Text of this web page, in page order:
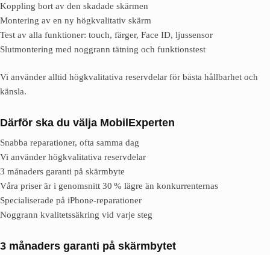
Koppling bort av den skadade skärmen
Montering av en ny högkvalitativ skärm
Test av alla funktioner: touch, färger, Face ID, ljussensor
Slutmontering med noggrann tätning och funktionstest
Vi använder alltid högkvalitativa reservdelar för bästa hållbarhet och
känsla.
Därför ska du välja MobilExperten
Snabba reparationer, ofta samma dag
Vi använder högkvalitativa reservdelar
3 månaders garanti på skärmbyte
Våra priser är i genomsnitt 30 % lägre än konkurrenternas
Specialiserade på iPhone-reparationer
Noggrann kvalitetssäkring vid varje steg
3 månaders garanti på skärmbytet